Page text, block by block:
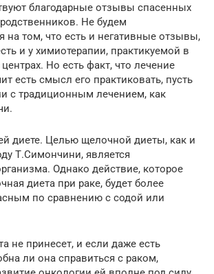
благодарные отзывы спасенных
Не будем
на том, что есть и негативные отзывы,
и у химиотерапии, практикуемой в
Но есть факт, что лечение
есть смысл его практиковать, пусть
с традиционным лечением, как
диете. Целью щелочной диеты, как и
Т.Симончини, является
Однако действие, которое
диета при раке, будет более
по сравнению с содой или
не принесет, и если даже есть
ли она справиться с раком,